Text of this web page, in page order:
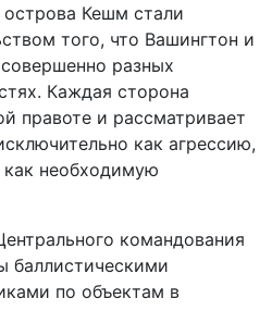
Кешм стали
того, что Вашингтон и
разных
Каждая сторона
правоте и рассматривает
как агрессию,
необходимую
командования
баллистическими
по объектам в